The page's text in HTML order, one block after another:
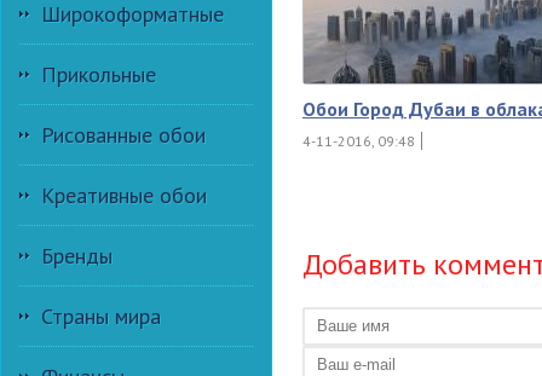
Широкоформатные
Прикольные
Рисованные обои
Креативные обои
Бренды
Страны мира
Обои Город Дубаи в
4-11-2016, 09:48
Добавить